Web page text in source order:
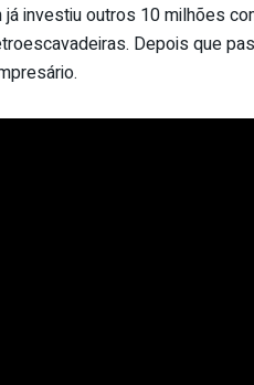
investiu outros 10 milhões
Depois que